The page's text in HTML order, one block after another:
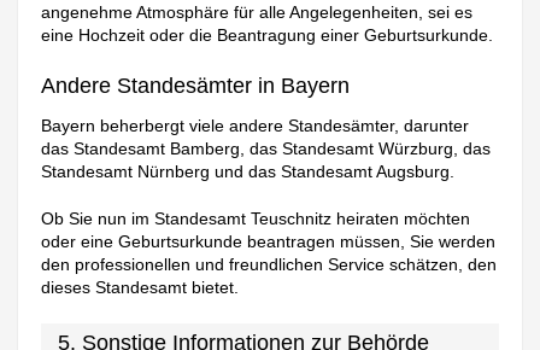
angenehme Atmosphäre für alle Angelegenheiten, sei es
eine Hochzeit oder die Beantragung einer Geburtsurkunde.
Andere Standesämter in Bayern
Bayern beherbergt viele andere Standesämter, darunter
das Standesamt Bamberg, das Standesamt Würzburg, das
Standesamt Nürnberg und das Standesamt Augsburg.
Ob Sie nun im Standesamt Teuschnitz heiraten möchten
oder eine Geburtsurkunde beantragen müssen, Sie werden
den professionellen und freundlichen Service schätzen, den
dieses Standesamt bietet.
5. Sonstige Informationen zur Behörde